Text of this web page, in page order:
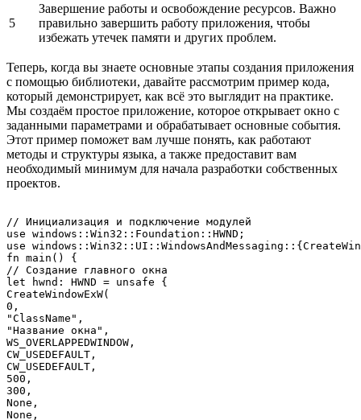
5
Завершение работы и освобождение ресурсов. Важно
правильно завершить работу приложения, чтобы
избежать утечек памяти и других проблем.
Теперь, когда вы знаете основные этапы создания приложения
с помощью библиотеки, давайте рассмотрим пример кода,
который демонстрирует, как всё это выглядит на практике.
Мы создаём простое приложение, которое открывает окно с
заданными параметрами и обрабатывает основные события.
Этот пример поможет вам лучше понять, как работают
методы и структуры языка, а также предоставит вам
необходимый минимум для начала разработки собственных
проектов.
// Инициализация и подключение модулей
use windows::Win32::Foundation::HWND;
use
fn main() {
// Создание главного окна
let hwnd: HWND = unsafe {
CreateWindowExW(
0,
"ClassName",
"Название окна",
WS_OVERLAPPEDWINDOW,
CW_USEDEFAULT,
CW_USEDEFAULT,
500,
300,
None,
None,